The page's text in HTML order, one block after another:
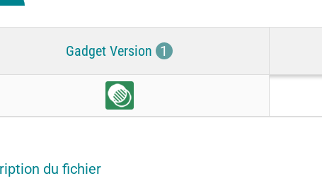
Gadget Version 1
o
du fichier